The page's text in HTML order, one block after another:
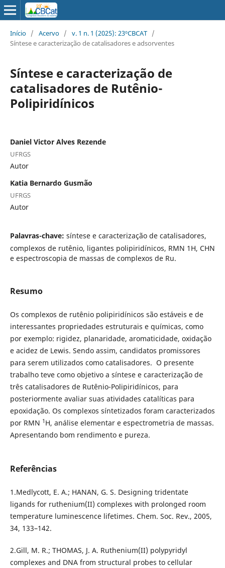
Início / Acervo / v. 1 n. 1 (2025): 23ºCBCAT /
Síntese e caracterização de catalisadores e adsorventes
Síntese e caracterização de
catalisadores de Rutênio-
Polipiridínicos
Daniel Victor Alves Rezende
UFRGS
Autor
Katia Bernardo Gusmão
UFRGS
Autor
Palavras-chave: síntese e caracterização de catalisadores,
complexos de rutênio, ligantes polipiridínicos, RMN 1H, CHN
e espectroscopia de massas de complexos de Ru.
Resumo
Os complexos de rutênio polipiridínicos são estáveis e de
interessantes propriedades estruturais e químicas, como
por exemplo: rigidez, planaridade, aromaticidade, oxidação
e acidez de Lewis. Sendo assim, candidatos promissores
para serem utilizados como catalisadores. O presente
trabalho teve como objetivo a síntese e caracterização de
três catalisadores de Rutênio-Polipiridínicos, para
posteriormente avaliar suas atividades catalíticas para
epoxidação. Os complexos síntetizados foram caracterizados
por RMN 1 H, análise elementar e espectrometria de massas.
Apresentando bom rendimento e pureza.
Referências
1.Medlycott, E. A.; HANAN, G. S. Designing tridentate
ligands for ruthenium(II) complexes with prolonged room
temperature luminescence lifetimes. Chem. Soc. Rev., 2005,
34, 133–142.
2.Gill, M. R.; THOMAS, J. A. Ruthenium(II) polypyridyl
complexes and DNA from structural probes to cellular